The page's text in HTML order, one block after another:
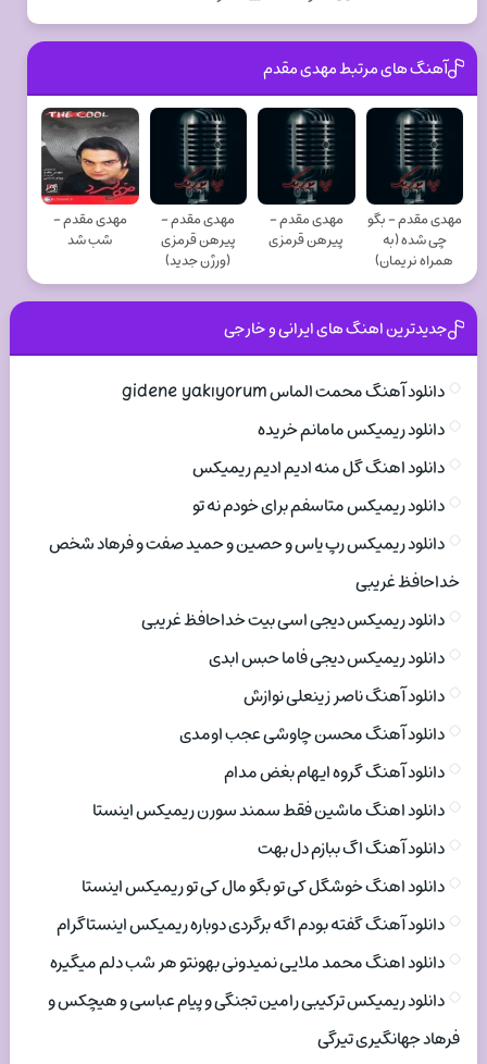
آهنگ های مرتبط مهدی مقدم
مهدی مقدم - بگو
چی شده (به
همراه نریمان)
مهدی مقدم -
پیرهن قرمزی
مهدی مقدم -
پیرهن قرمزی
(ورژن جدید)
مهدی مقدم -
شب شد
جدیدترین اهنگ های ایرانی و خارجی
دانلود آهنگ محمت الماس gidene yakıyorum
دانلود ریمیکس مامانم خریده
دانلود اهنگ گل منه ادیم ادیم ریمیکس
دانلود ریمیکس متاسفم برای خودم نه تو
دانلود ریمیکس رپ یاس و حصین و حمید صفت و فرهاد شخص
خداحافظ غریبی
دانلود ریمیکس دیجی اسی بیت خداحافظ غریبی
دانلود ریمیکس دیجی فاما حبس ابدی
دانلود آهنگ ناصر زینعلی نوازش
دانلود آهنگ محسن چاوشی عجب اومدی
دانلود آهنگ گروه ایهام بغض مدام
دانلود اهنگ ماشین فقط سمند سورن ریمیکس اینستا
دانلود آهنگ اگ ببازم دل بهت
دانلود اهنگ خوشگل کی تو بگو مال کی تو ریمیکس اینستا
دانلود آهنگ گفته بودم اگه برگردی دوباره ریمیکس اینستاگرام
دانلود اهنگ محمد ملایی نمیدونی بهونتو هر شب دلم میگیره
دانلود ریمیکس ترکیبی رامین تجنگی و پیام عباسی و هیچکس و
فرهاد جهانگیری تیرگی